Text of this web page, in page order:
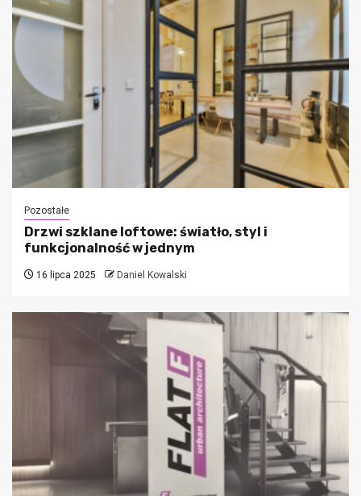
Pozostałe
Drzwi szklane loftowe: światło, styl i
funkcjonalność w jednym
16 lipca 2025 Daniel Kowalski